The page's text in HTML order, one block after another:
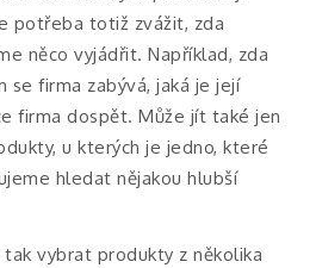
potřeba totiž zvážit, zda
něco vyjádřit. Například, zda
se firma zabývá, jaká je její
firma dospět. Může jít také jen
u kterých je jedno, které
hledat nějakou hlubší
vybrat produkty z několika